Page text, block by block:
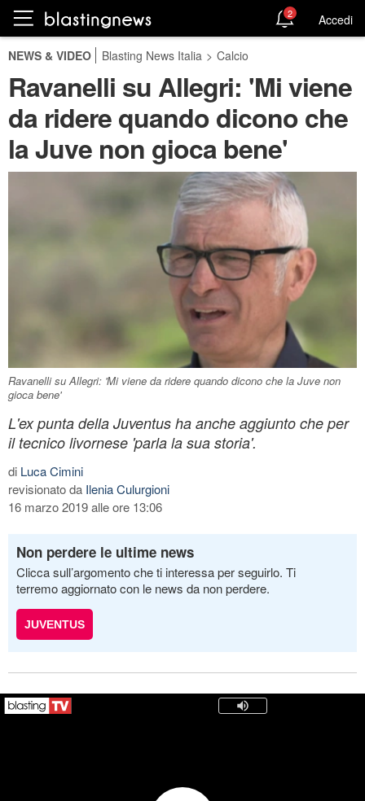
2 Accedi
NEWS & VIDEO Blasting News Italia > Calcio
Ravanelli su Allegri: 'Mi viene
da ridere quando dicono che
la Juve non gioca bene'
Ravanelli su Allegri: 'Mi viene da ridere quando dicono che la Juve non
gioca bene'
L'ex punta della Juventus ha anche aggiunto che per
il tecnico livornese 'parla la sua storia'.
di Luca Cimini
revisionato da Ilenia Culurgioni
16 marzo 2019 alle ore 13:06
Non perdere le ultime news
Clicca sull’argomento che ti interessa per seguirlo. Ti
terremo aggiornato con le news da non perdere.
JUVENTUS